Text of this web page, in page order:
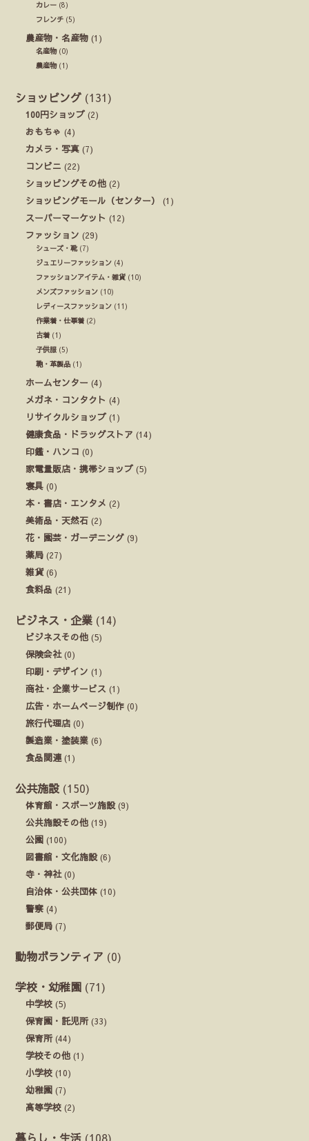
カレー (8)
フレンチ (5)
農産物・名産物 (1)
名産物(0)
農産物(1)
ショッピング (131)
100円ショップ (2)
おもちゃ (4)
カメラ・写真 (7)
コンビニ (22)
ショッピングその他 (2)
ショッピングモール（センター）
(1)
スーパーマーケット (12)
ファッション (29)
シューズ・靴(7)
ジュエリーファッション (4)
ファッションアイテム・雑貨 (10)
メンズファッション (10)
レディースファッション (11)
作業着・仕事着 (2)
古着 (1)
子供服 (5)
鞄・革製品 (1)
ホームセンター (4)
メガネ・コンタクト (4)
リサイクルショップ (1)
健康食品・ドラッグストア (14)
印鑑・ハンコ (0)
家電量販店・携帯ショップ (5)
寝具 (0)
本・書店・エンタメ (2)
美術品・天然石 (2)
花・園芸・ガーデニング (9)
薬局 (27)
雑貨(6)
食料品 (21)
ビジネス・企業 (14)
ビジネスその他 (5)
保険会社(0)
印刷・デザイン (1)
商社・企業サービス (1)
広告・ホームページ制作 (0)
旅行代理店 (0)
製造業・塗装業 (6)
食品関連 (1)
公共施設 (150)
体育館・スポーツ施設(9)
公共施設その他 (19)
公園 (100)
図書館・文化施設(6)
寺・神社(0)
自治体・公共団体 (10)
警察 (4)
郵便局 (7)
動物ボランティア (0)
学校・幼稚園 (71)
中学校 (5)
保育園・託児所(33)
保育所(44)
学校その他 (1)
小学校 (10)
幼稚園 (7)
高等学校 (2)
暮らし・生活 (108)